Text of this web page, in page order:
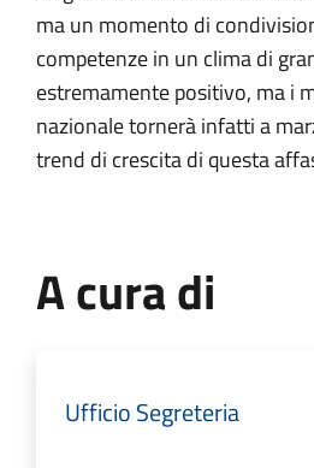
ma un momento di
competenze in un clima di
estremamente positivo, ma i
nazionale tornerà infatti a
trend di crescita di questa
A cura di
Ufficio Segreteria